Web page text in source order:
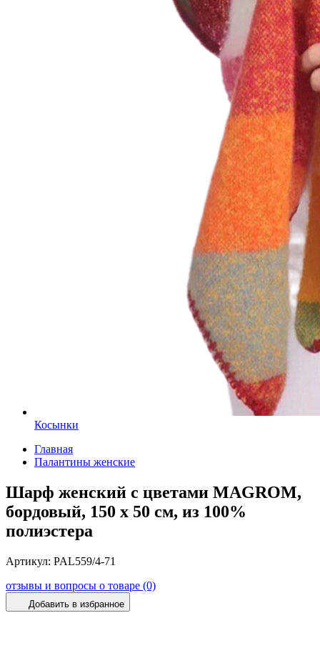
Косынки
Главная
Палантины женские
Шарф женский с цветами MAGROM,
бордовый, 150 х 50 см, из 100%
полиэстера
Артикул: PAL559/4-71
отзывы и вопросы о товаре (0)
Добавить в избранное